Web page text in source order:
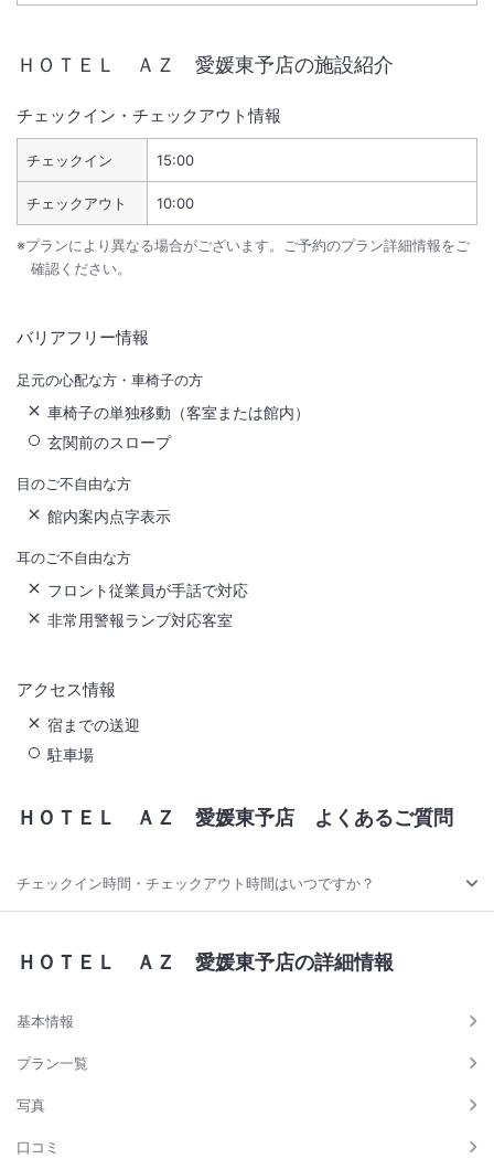
ＨＯＴＥＬ ＡＺ 愛媛東予店の施設紹介
チェックイン・チェックアウト情報
チェックイン 15:00
チェックアウト 10:00
※プランにより異なる場合がございます。ご予約のプラン詳細情報をご
確認ください。
バリアフリー情報
足元の心配な方・車椅子の方
車椅子の単独移動（客室または館内）
玄関前のスロープ
目のご不自由な方
館内案内点字表示
耳のご不自由な方
フロント従業員が手話で対応
非常用警報ランプ対応客室
アクセス情報
宿までの送迎
駐車場
ＨＯＴＥＬ ＡＺ 愛媛東予店 よくあるご質問
チェックイン時間・チェックアウト時間はいつですか？
ＨＯＴＥＬ ＡＺ 愛媛東予店の詳細情報
基本情報
プラン一覧
写真
口コミ